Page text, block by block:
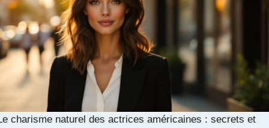
charisme naturel des actrices américaines : secrets et